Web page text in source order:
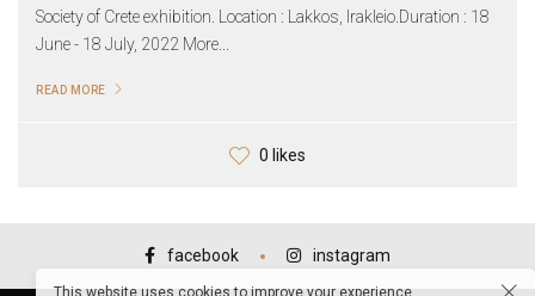
Society of Crete exhibition. Location : Lakkos, Irakleio.Duration : 18
June - 18 July, 2022 More...
READ MORE
0 likes
facebook instagram
This website uses cookies to improve your experience.